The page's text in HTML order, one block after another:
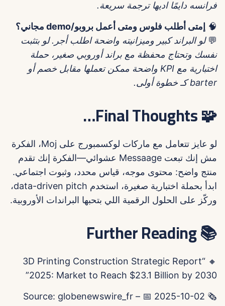
فرانسه دايمًا اديها ترجمة سريعة.
🧠 إمتى أطلب فلوس ومتى أعمل بروبو/demo مجاني؟
💬لو البراند كبير وميزانيته واضحة اطلب أجر. لو بتثبت
نفسك وتحتاج محفظة مع براند أوروبي صغير، حملة
اختبارية مع KPI واضحة ممكن تعملها مقابل خصم أو
barter كـ خطوة أولى.
🧩 Final Thoughts…
لو عايز تتعامل مع ماركات لوكسمبورج على Moj، الفكرة
مش إنك تبعت Messaage عشوائي—الفكرة إنك تقدم
منتج واضح: محتوى موجه، قياس محدد، وثبوت اجتماعي.
ابدأ بحملة اختبارية صغيرة، استخدم data-driven pitch،
وركّز على الحلول الرقمية اللي بتحبها البراندات الأوروبية.
📚 Further Reading
🔸 “3D Printing Construction Strategic Report
2025: Market to Reach $23.1 Billion by 2030”
🗞️ Source: globenewswire_fr – 📅 2025-10-02